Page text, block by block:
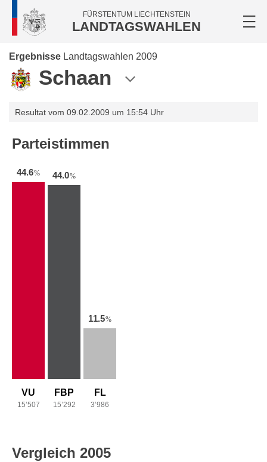
FÜRSTENTUM LIECHTENSTEIN
LANDTAGSWAHLEN
Ergebnisse Landtagswahlen 2009
Schaan
Resultat vom 09.02.2009 um 15:54 Uhr
Parteistimmen
44.6%
VU
15’507
44.0%
FBP
15’292
11.5%
FL
3’986
Vergleich 2005